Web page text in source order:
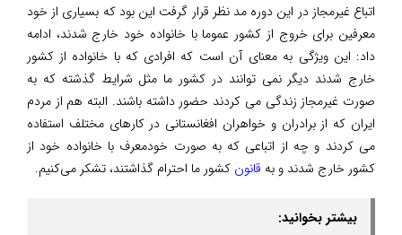
اتباع غیرمجاز در این دوره مد نظر قرار گرفت این بود که بسیاری از خود
معرفین برای خروج از کشور عموما با خانواده خود خارج شدند، ادامه
داد: این ویژگی به معنای آن است که افرادی که با خانواده از کشور
خارج شدند دیگر نمی توانند در کشور ما مثل شرایط گذشته که به
صورت غیرمجاز زندگی می کردند حضور داشته باشند. البته هم از مردم
ایران که از برادران و خواهران افغانستانی در کارهای مختلف استفاده
می کردند و چه از اتباعی که به صورت خودمعرف با خانواده خود از
کشور خارج شدند و به قانون کشور ما احترام گذاشتند، تشکر می‌کنیم.
بیشتر بخوانید: